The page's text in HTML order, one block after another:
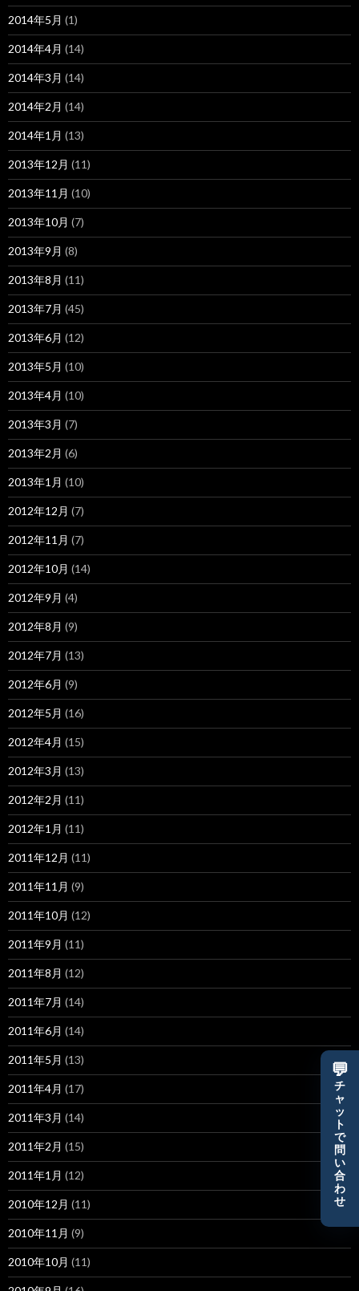
2014年5月 (1)
2014年4月 (14)
2014年3月 (14)
2014年2月 (14)
2014年1月 (13)
2013年12月 (11)
2013年11月 (10)
2013年10月 (7)
2013年9月 (8)
2013年8月 (11)
2013年7月 (45)
2013年6月 (12)
2013年5月 (10)
2013年4月 (10)
2013年3月 (7)
2013年2月 (6)
2013年1月 (10)
2012年12月 (7)
2012年11月 (7)
2012年10月 (14)
2012年9月 (4)
2012年8月 (9)
2012年7月 (13)
2012年6月 (9)
2012年5月 (16)
2012年4月 (15)
2012年3月 (13)
2012年2月 (11)
2012年1月 (11)
2011年12月 (11)
2011年11月 (9)
2011年10月 (12)
2011年9月 (11)
2011年8月 (12)
2011年7月 (14)
2011年6月 (14)
2011年5月 (13)
2011年4月 (17)
2011年3月 (14)
2011年2月 (15)
2011年1月 (12)
2010年12月 (11)
2010年11月 (9)
2010年10月 (11)
💬
チ
ャ
ッ
ト
で
問
い
合
わ
せ